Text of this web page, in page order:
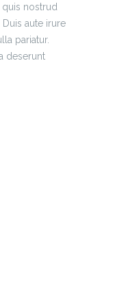
nostrud
aute irure
pariatur.
deserunt